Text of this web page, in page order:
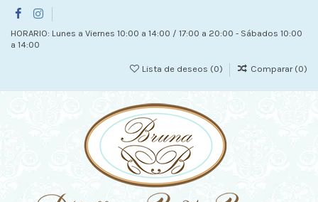
HORARIO: Lunes a Viernes 10:00 a 14:00 / 17:00 a 20:00 - Sábados 10:00
a 14:00
Lista de deseos (0) Comparar (0)